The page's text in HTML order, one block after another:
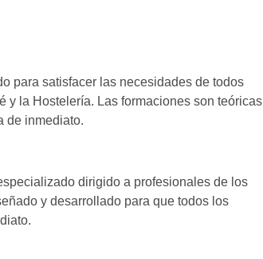
para satisfacer las necesidades de todos
y la Hostelería. Las formaciones son teóricas
de inmediato.
dirigido a profesionales de los
y desarrollado para que todos los